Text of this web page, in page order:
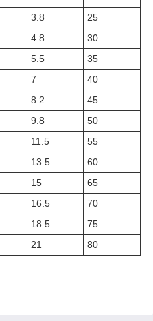
3.8
25
4.8
30
5.5
35
7
40
8.2
45
9.8
50
11.5
55
13.5
60
15
65
16.5
70
18.5
75
21 80